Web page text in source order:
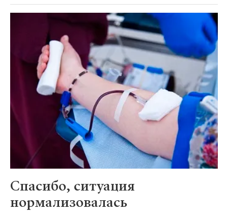
Спасибо, ситуация
нормализовалась